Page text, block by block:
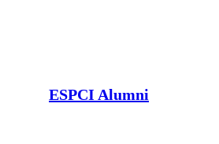
ESPCI Alumni